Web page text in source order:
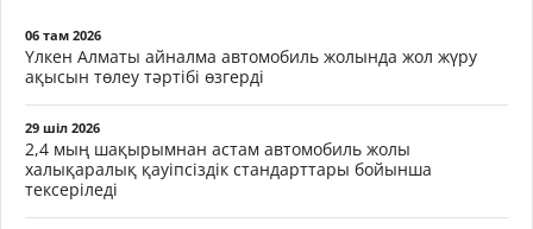
06 там 2026
Үлкен Алматы айналма автомобиль жолында жол жүру
ақысын төлеу тәртібі өзгерді
29 шіл 2026
2,4 мың шақырымнан астам автомобиль жолы
халықаралық қауіпсіздік стандарттары бойынша
тексеріледі